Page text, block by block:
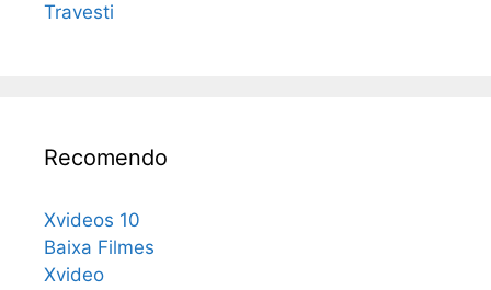
Travesti
Recomendo
Xvideos 10
Baixa Filmes
Xvideo